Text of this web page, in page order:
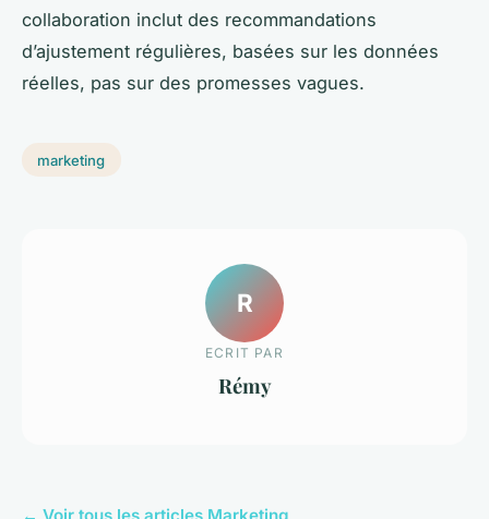
collaboration inclut des recommandations
d’ajustement régulières, basées sur les données
réelles, pas sur des promesses vagues.
marketing
R
ECRIT PAR
Rémy